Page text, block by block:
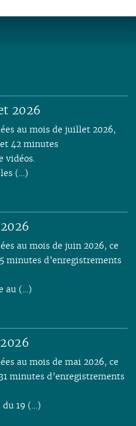
2026
au mois de juillet 2026,
42 minutes
vidéos.
(…)
au mois de juin 2026, ce
minutes d’enregistrements
au (…)
au mois de mai 2026, ce
minutes d’enregistrements
du 19 (…)